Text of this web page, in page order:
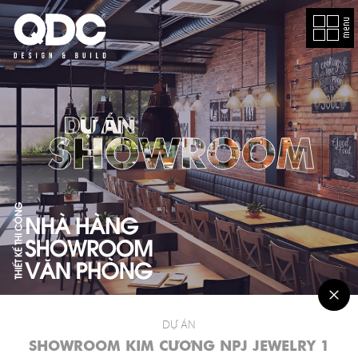
GIỚI
THIỆU
DỰ
TOÁN
CHI
PHÍ
DỰ
DỰ ÁN
SHOWROOM
DỰ ÁN
SHOWROOM KIM CƯƠNG NPJ JEWELRY 1